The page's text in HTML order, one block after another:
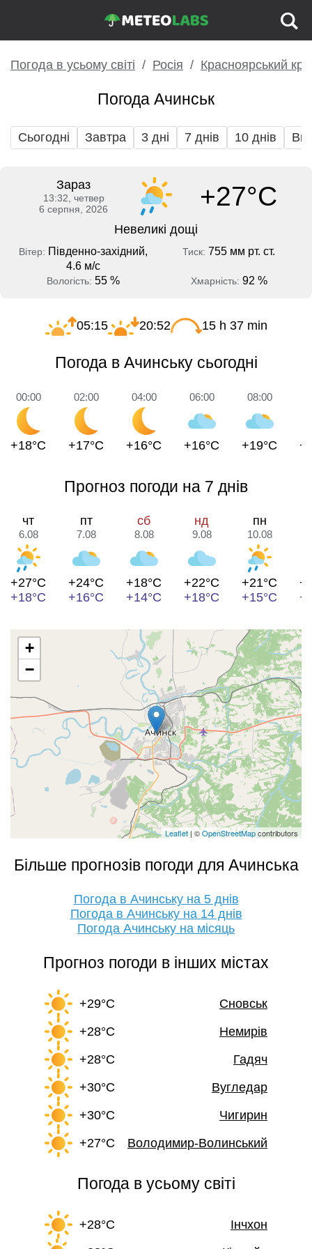
Погода в усьому світі Росія Красноярський
Погода Ачинськ
Сьогодні Завтра 3 дні 7 днів 10 днів
Зараз
13:32, четвер
6 серпня, 2026
+27°C
Невеликі дощі
Вітер: Південно-західний,
4.6 м/с
Тиск: 755 мм рт. ст.
Вологість: 55 % Хмарність: 92 %
05:15 20:52 15 h 37 min
Погода в Ачинську сьогодні
00:00
+18°C
02:00
+17°C
04:00
+16°C
06:00
+16°C
08:00
+19°C
Прогноз погоди на 7 днів
чт
6.08
+27°C
+18°C
пт
7.08
+24°C
+16°C
сб
8.08
+18°C
+14°C
нд
9.08
+22°C
+18°C
пн
10.08
+21°C
+15°C
+
−
Leaflet | ©OpenStreetMapcontributors
Більше прогнозів погоди для Ачинська
Погода в Ачинську на 5 днів
Погода в Ачинську на 14 днів
Погода Ачинську на місяць
Прогноз погоди в інших містах
+29°C
Сновськ
+28°C
Немирів
+28°C
Гадяч
+30°C
Вугледар
+30°C
Чигирин
+27°C
Володимир-Волинський
Погода в усьому світі
+28°C
Інчхон